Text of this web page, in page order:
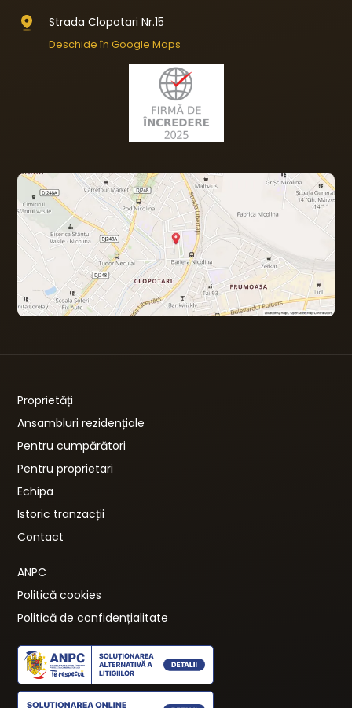
Strada Clopotari Nr.15
Deschide în Google Maps
Proprietăți
Ansambluri rezidențiale
Pentru cumpărători
Pentru proprietari
Echipa
Istoric tranzacții
Contact
ANPC
Politică cookies
Politică de confidențialitate